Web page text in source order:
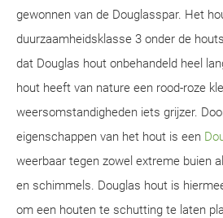
gewonnen van de Douglasspar. Het
duurzaamheidsklasse 3 onder de
dat Douglas hout onbehandeld heel
hout heeft van nature een rood-roze
weersomstandigheden iets grijzer.
eigenschappen van het hout is een
weerbaar tegen zowel extreme buien
en schimmels. Douglas hout is
om een houten te schutting te laten